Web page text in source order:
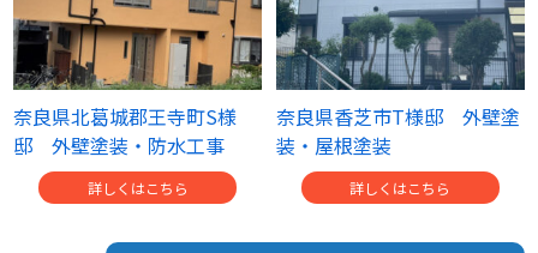
奈良県北葛城郡王寺町S様
邸 外壁塗装・防水工事
詳しくはこちら
奈良県香芝市T様邸 外壁塗
装・屋根塗装
詳しくはこちら